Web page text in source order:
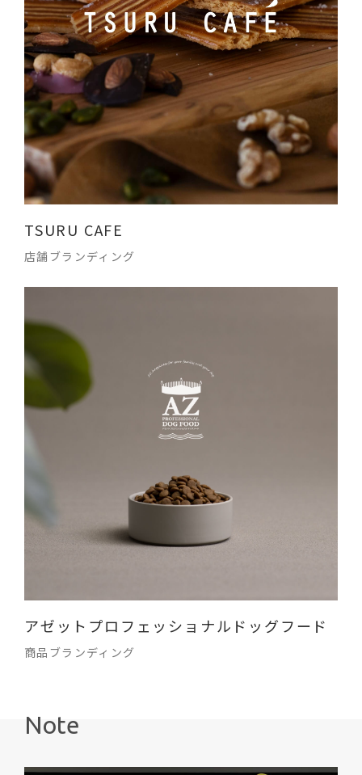
TSURU CAFE
店舗ブランディング
アゼットプロフェッショナルドッグフード
商品ブランディング
Note